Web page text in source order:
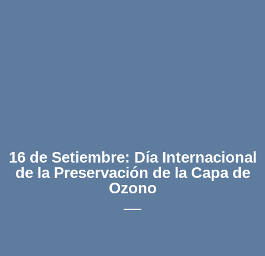
16 de Setiembre: Día Internacional
de la Preservación de la Capa de
Ozono